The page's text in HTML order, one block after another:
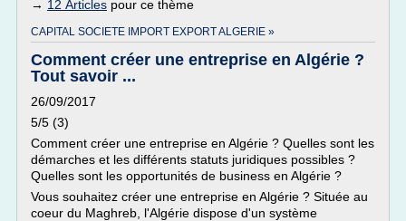
→ 12 Articles pour ce thème
CAPITAL SOCIETE IMPORT EXPORT ALGERIE »
Comment créer une entreprise en Algérie ?
Tout savoir ...
26/09/2017
5/5 (3)
Comment créer une entreprise en Algérie ? Quelles sont les
démarches et les différents statuts juridiques possibles ?
Quelles sont les opportunités de business en Algérie ?
Vous souhaitez créer une entreprise en Algérie ? Située au
coeur du Maghreb, l'Algérie dispose d'un système